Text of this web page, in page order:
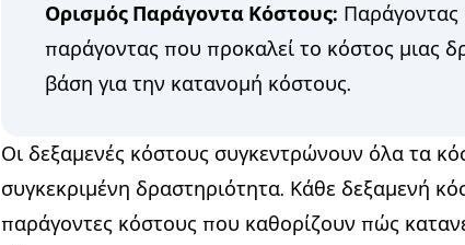
Ορισμός Παράγοντα Κόστους: Παράγοντας
παράγοντας που προκαλεί το κόστος μιας
βάση για την κατανομή κόστους.
Οι δεξαμενές κόστους συγκεντρώνουν όλα τα
συγκεκριμένη δραστηριότητα. Κάθε δεξαμενή
παράγοντες κόστους που καθορίζουν πώς